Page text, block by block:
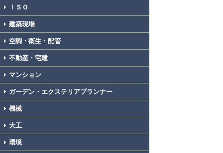
ＩＳＯ
建築現場
空調・衛生・配管
不動産・宅建
マンション
ガーデン・エクステリアプランナー
機械
大工
環境